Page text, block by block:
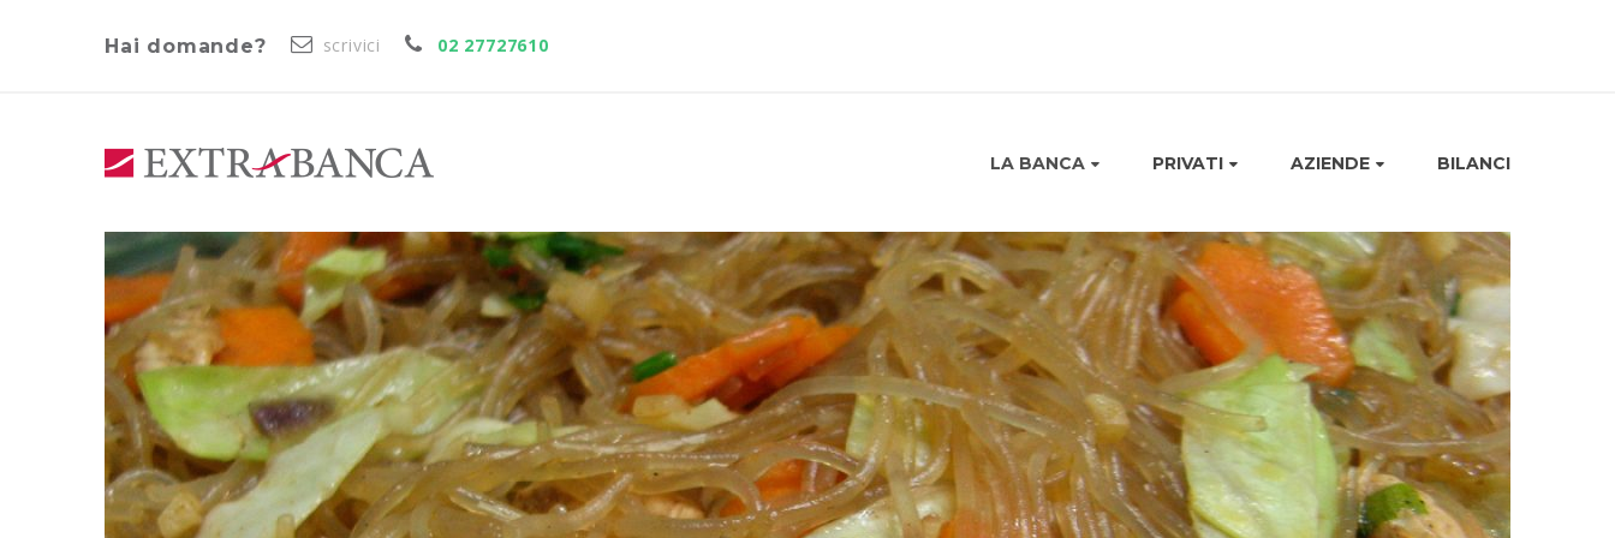
Hai domande? scrivici 02 27727610
LA BANCA PRIVATI AZIENDE BILANCI